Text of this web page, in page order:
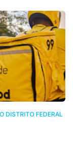
DISTRITO FEDERAL